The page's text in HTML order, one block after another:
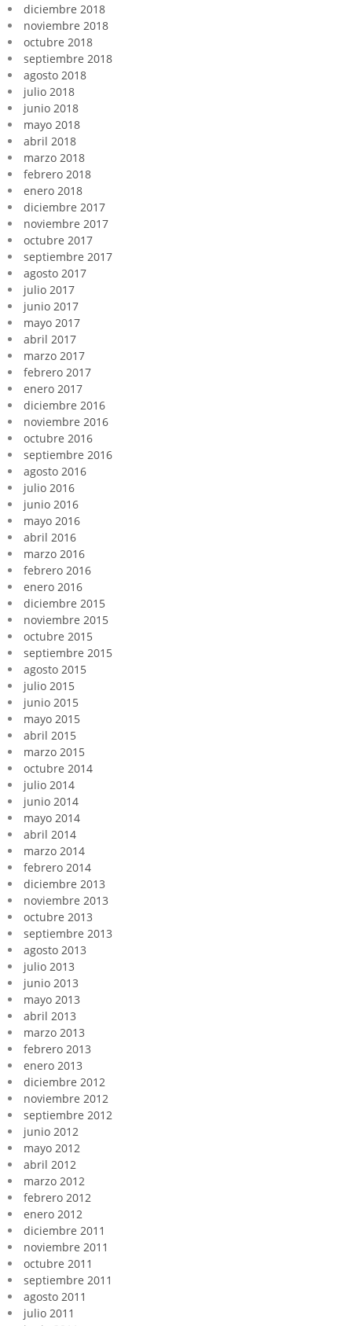
diciembre 2018
noviembre 2018
octubre 2018
septiembre 2018
agosto 2018
julio 2018
junio 2018
mayo 2018
abril 2018
marzo 2018
febrero 2018
enero 2018
diciembre 2017
noviembre 2017
octubre 2017
septiembre 2017
agosto 2017
julio 2017
junio 2017
mayo 2017
abril 2017
marzo 2017
febrero 2017
enero 2017
diciembre 2016
noviembre 2016
octubre 2016
septiembre 2016
agosto 2016
julio 2016
junio 2016
mayo 2016
abril 2016
marzo 2016
febrero 2016
enero 2016
diciembre 2015
noviembre 2015
octubre 2015
septiembre 2015
agosto 2015
julio 2015
junio 2015
mayo 2015
abril 2015
marzo 2015
octubre 2014
julio 2014
junio 2014
mayo 2014
abril 2014
marzo 2014
febrero 2014
diciembre 2013
noviembre 2013
octubre 2013
septiembre 2013
agosto 2013
julio 2013
junio 2013
mayo 2013
abril 2013
marzo 2013
febrero 2013
enero 2013
diciembre 2012
noviembre 2012
septiembre 2012
junio 2012
mayo 2012
abril 2012
marzo 2012
febrero 2012
enero 2012
diciembre 2011
noviembre 2011
octubre 2011
septiembre 2011
agosto 2011
julio 2011